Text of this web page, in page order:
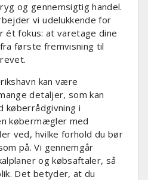
og gennemsigtig handel.
vi udelukkende for
ét fokus: at varetage dine
første fremvisning til
kan være
detaljer, som kan
køberrådgivning i
købermægler med
ved, hvilke forhold du bør
på. Vi gennemgår
og købsaftaler, så
Det betyder, at du